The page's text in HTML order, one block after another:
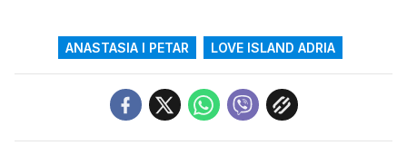
ANASTASIA I PETAR LOVE ISLAND ADRIA